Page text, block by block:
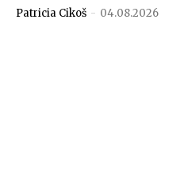
Patricia Cikoš - 04.08.2026